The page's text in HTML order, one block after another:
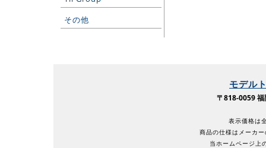
その他
モデル
〒818-0059
表示価格は
商品の仕様はメーカ
当ホームページ上